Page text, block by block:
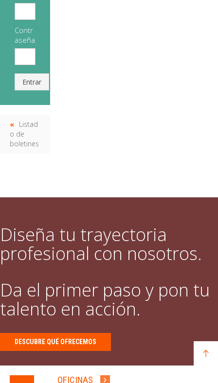
Contr
aseña
Entrar
Listad
o de
boletines
Diseña tu trayectoria
profesional con nosotros.
Da el primer paso y pon tu
talento en acción.
DESCUBRE QUÉ OFRECEMOS
OFICINAS